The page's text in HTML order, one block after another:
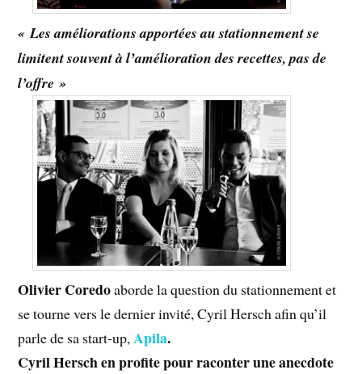
« Les améliorations apportées au stationnement se
limitent souvent à l’amélioration des recettes, pas de
l’offre »
Olivier Coredoaborde la question du stationnement et
se tourne vers le dernier invité, Cyril Hersch afin qu’il
parle de sa start-up,Apila.
Cyril Herschen profite pour raconter une anecdote